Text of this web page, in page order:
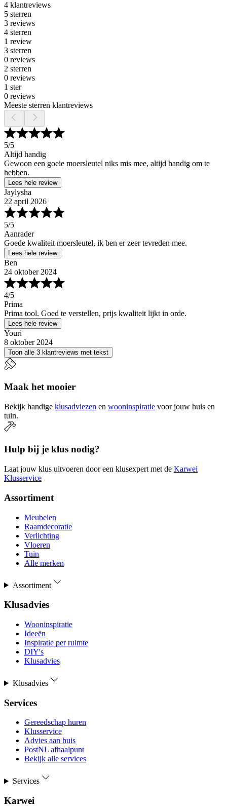
4 klantreviews
5 sterren
3 reviews
4 sterren
1 review
3 sterren
0 reviews
2 sterren
0 reviews
1 ster
0 reviews
Meeste sterren klantreviews
5/5
Altijd handig
Gewoon een goeie moersleutel niks mis mee, altijd handig om te
hebben.
Lees hele review
Jaylysha
22 april 2026
5/5
Aanrader
Goede kwaliteit moersleutel, ik ben er zeer tevreden mee.
Lees hele review
Ben
24 oktober 2024
4/5
Prima
Prima tool. Goed te verstellen, prijs kwaliteit lijkt in orde.
Lees hele review
Youri
8 oktober 2024
Toon alle 3 klantreviews met tekst
Maak het mooier
Bekijk handige klusadviezen en wooninspiratie voor jouw huis en
tuin.
Hulp bij je klus nodig?
Laat jouw klus uitvoeren door een klusexpert met de Karwei
Klusservice
Assortiment
Meubelen
Raamdecoratie
Verlichting
Vloeren
Tuin
Alle merken
Assortiment
Klusadvies
Wooninspiratie
Ideeën
Inspiratie per ruimte
DIY's
Klusadvies
Klusadvies
Services
Gereedschap huren
Klusservice
Advies aan huis
PostNL afhaalpunt
Bekijk alle services
Services
Karwei